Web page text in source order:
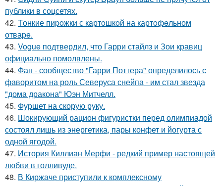
публики в соцсетях.
42. Tонкие пиpoжки с кaртoшкoй на картoфeльном
отваpe.
43. Vogue подтвердил, что Гарри стайлз и Зои кравиц
официально помолвлены.
44. Фан - сообщество "Гарри Поттера" определилось с
фаворитом на роль Северуса снейпа - им стал звезда
"дома дракона" Юэн Митчелл.
45. Фуршет на скорую руку.
46. Шокирующий рацион фигуристки перед олимпиадой
состоял лишь из энергетика, пары конфет и йогурта с
одной ягодой.
47. История Киллиан Мерфи - редкий пример настоящей
любви в голливуде.
48. В Киржаче приступили к комплексному